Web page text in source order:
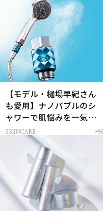
【モデル・樋場早紀さん
も愛用】ナノバブルのシ
ャワーで肌悩みを一気に
解決
SKINCARE PR